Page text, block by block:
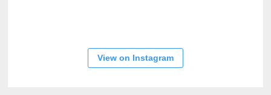
View on Instagram